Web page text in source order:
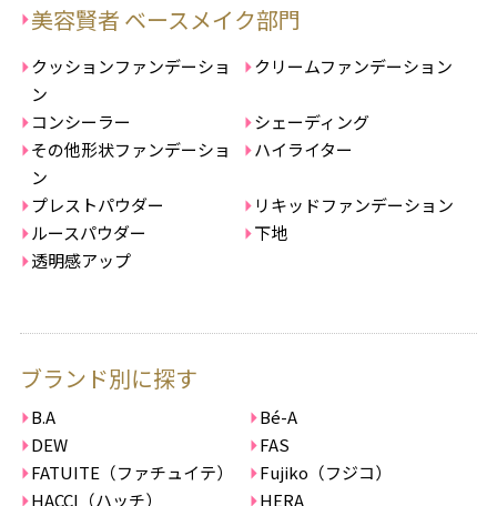
美容賢者 ベースメイク部門
クッションファンデーショ
ン
クリームファンデーション
コンシーラー
シェーディング
その他形状ファンデーショ
ン
ハイライター
プレストパウダー
リキッドファンデーション
ルースパウダー
下地
透明感アップ
ブランド別に探す
B.A
Bé-A
DEW
FAS
FATUITE（ファチュイテ）
Fujiko（フジコ）
HACCI（ハッチ）
HERA